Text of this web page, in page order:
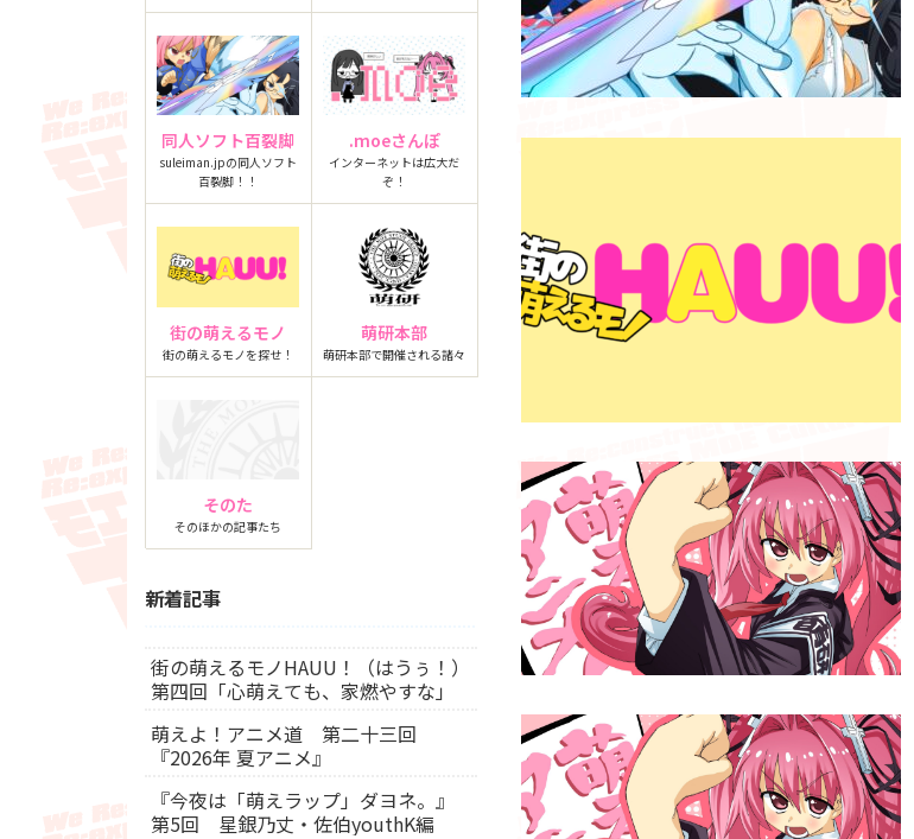
同人ソフト百裂脚
suleiman.jpの同人ソフト
百裂脚！！
.moeさんぽ
インターネットは広大だ
ぞ！
街の萌えるモノ
街の萌えるモノを探せ！
萌研本部
萌研本部で開催される諸々
そのた
そのほかの記事たち
新着記事
街の萌えるモノHAUU！（はうぅ！）
第四回「心萌えても、家燃やすな」
萌えよ！アニメ道 第二十三回
『2026年 夏アニメ』
『今夜は「萌えラップ」ダヨネ。』
第5回 星銀乃丈・佐伯youthK編